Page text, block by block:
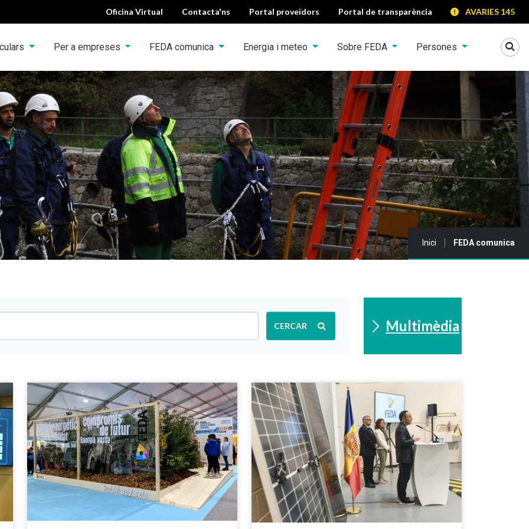
Oficina Virtual Contacta'ns Portal proveïdors Portal de transparència AVARIES 145
Per a empreses FEDA comunica Energia i meteo Sobre FEDA Persones
Sou a:
Inici FEDA comunica
CERCAR Multimèdia